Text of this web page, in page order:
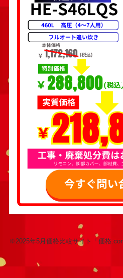
※2025年5月価格比較サイト「価格